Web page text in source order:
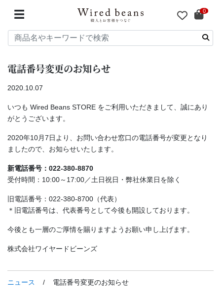
☰ 0
電話番号変更のお知らせ
2020.10.07
いつも Wired Beans STORE をご利用いただきまして、誠にあり
がとうございます。
2020年10月7日より、お問い合わせ窓口の電話番号が変更となり
ましたので、お知らせいたします。
新電話番号：022-380-8870
受付時間：10:00～17:00／土日祝日・弊社休業日を除く
旧電話番号：022-380-8700（代表）
＊旧電話番号は、代表番号として今後も開設しております。
今後とも一層のご厚情を賜りますようお願い申し上げます。
株式会社ワイヤードビーンズ
ニュース / 電話番号変更のお知らせ